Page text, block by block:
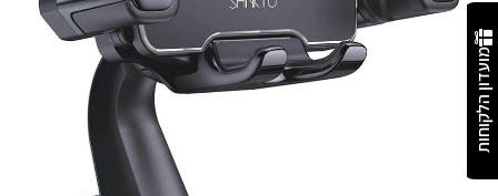
מועדון הלקוחות